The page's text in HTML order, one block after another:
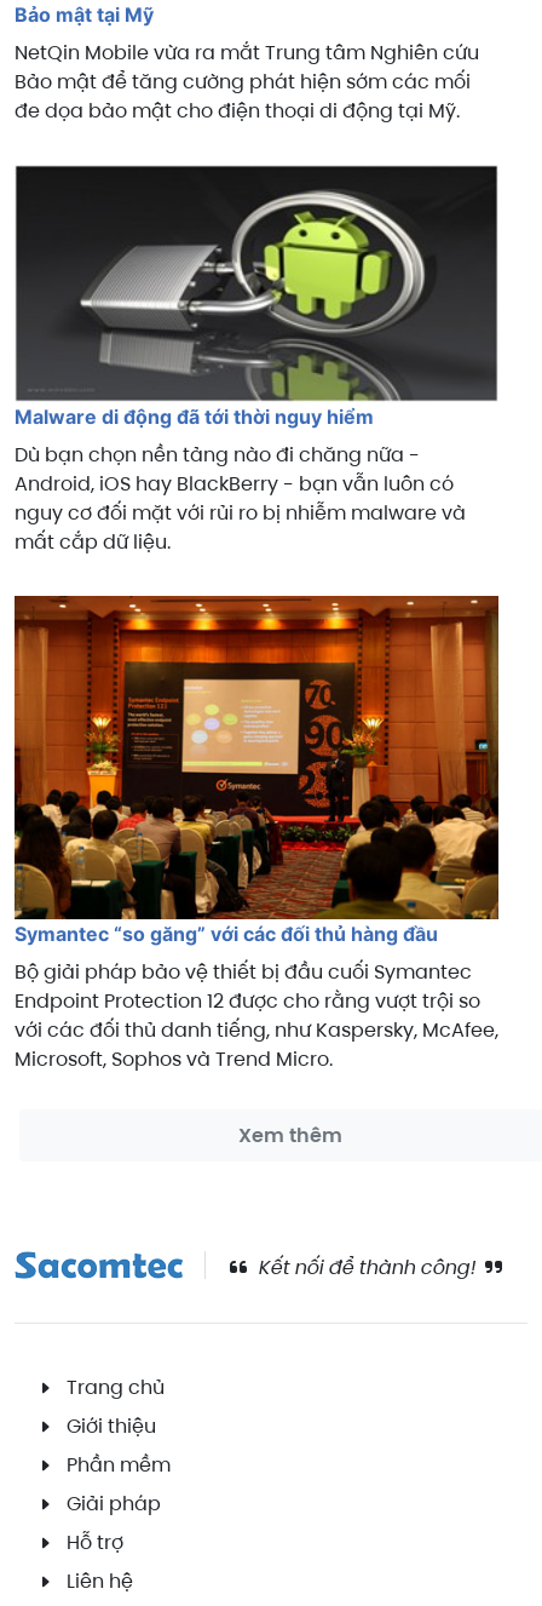
Bảo mật tại Mỹ
NetQin Mobile vừa ra mắt Trung tâm Nghiên cứu
Bảo mật để tăng cường phát hiện sớm các mối
đe dọa bảo mật cho điện thoại di động tại Mỹ.
Malware di động đã tới thời nguy hiểm
Dù bạn chọn nền tảng nào đi chăng nữa -
Android, iOS hay BlackBerry - bạn vẫn luôn có
nguy cơ đối mặt với rủi ro bị nhiễm malware và
mất cắp dữ liệu.
Symantec “so găng” với các đối thủ hàng đầu
Bộ giải pháp bảo vệ thiết bị đầu cuối Symantec
Endpoint Protection 12 được cho rằng vượt trội so
với các đối thủ danh tiếng, như Kaspersky, McAfee,
Microsoft, Sophos và Trend Micro.
Xem thêm
Kết nối để thành công!
Trang chủ
Giới thiệu
Phần mềm
Giải pháp
Hỗ trợ
Liên hệ